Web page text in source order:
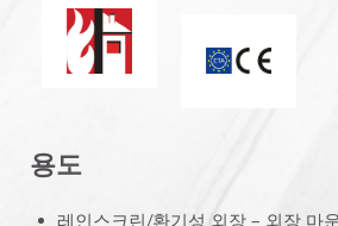
내화성
용도
레인스크린/환기성 외장 – 외장 마